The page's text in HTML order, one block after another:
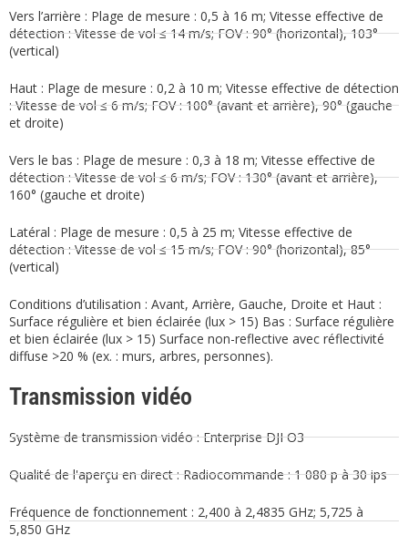
Vers l’arrière : Plage de mesure : 0,5 à 16 m; Vitesse effective de
détection : Vitesse de vol ≤ 14 m/s; FOV : 90° (horizontal), 103°
(vertical)
Haut : Plage de mesure : 0,2 à 10 m; Vitesse effective de détection
: Vitesse de vol ≤ 6 m/s; FOV : 100° (avant et arrière), 90° (gauche
et droite)
Vers le bas : Plage de mesure : 0,3 à 18 m; Vitesse effective de
détection : Vitesse de vol ≤ 6 m/s; FOV : 130° (avant et arrière),
160° (gauche et droite)
Latéral : Plage de mesure : 0,5 à 25 m; Vitesse effective de
détection : Vitesse de vol ≤ 15 m/s; FOV : 90° (horizontal), 85°
(vertical)
Conditions d’utilisation : Avant, Arrière, Gauche, Droite et Haut :
Surface régulière et bien éclairée (lux > 15) Bas : Surface régulière
et bien éclairée (lux > 15) Surface non-reflective avec réflectivité
diffuse >20 % (ex. : murs, arbres, personnes).
Transmission vidéo
Système de transmission vidéo : Enterprise DJI O3
Qualité de l'aperçu en direct : Radiocommande : 1 080 p à 30 ips
Fréquence de fonctionnement : 2,400 à 2,4835 GHz; 5,725 à
5,850 GHz